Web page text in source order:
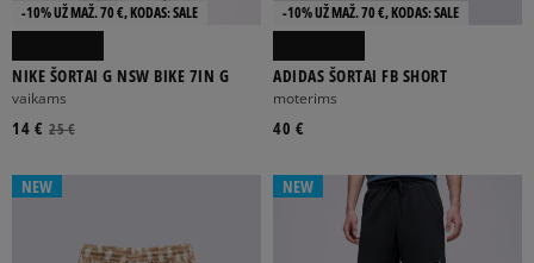
-10% UŽ MAŽ. 70 €, KODAS: SALE
NIKE ŠORTAI G NSW BIKE 7IN G
vaikams
25 €
14 €
-10% UŽ MAŽ. 70 €, KODAS: SALE
ADIDAS ŠORTAI FB SHORT
moterims
40 €
NEW NEW